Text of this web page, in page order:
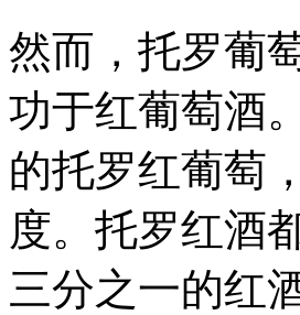
然而，托罗葡
功于红葡萄酒
的托罗红葡萄
度。托罗红酒
三分之一的红